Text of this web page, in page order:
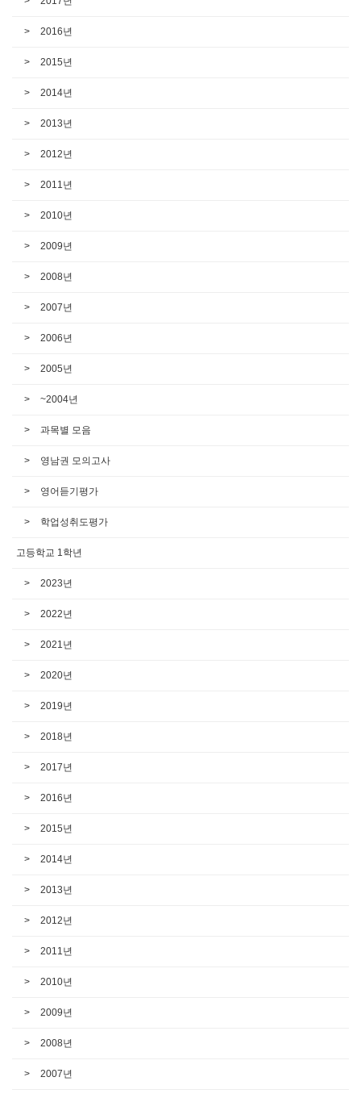
2016년
2015년
2014년
2013년
2012년
2011년
2010년
2009년
2008년
2007년
2006년
2005년
~2004년
과목별 모음
영남권 모의고사
영어듣기평가
학업성취도평가
고등학교 1학년
2023년
2022년
2021년
2020년
2019년
2018년
2017년
2016년
2015년
2014년
2013년
2012년
2011년
2010년
2009년
2008년
2007년